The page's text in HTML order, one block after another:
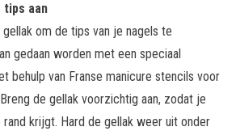
tips aan
om de tips van je nagels te
gedaan worden met een speciaal
behulp van Franse manicure stencils voor
de gellak voorzichtig aan, zodat je
krijgt. Hard de gellak weer uit onder